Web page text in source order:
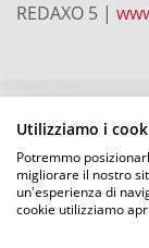
Utilizziamo i
Potremmo
migliorare il nostro
un'esperienza di
cookie utilizziamo
REDAXO 5 |